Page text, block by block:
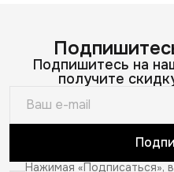
Подпишитесь на
получите
Нажимая «Подписаться»,